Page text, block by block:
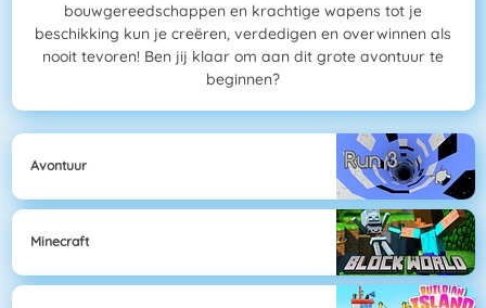
bouwgereedschappen en krachtige wapens tot je
beschikking kun je creëren, verdedigen en overwinnen als
nooit tevoren! Ben jij klaar om aan dit grote avontuur te
beginnen?
Avontuur
Minecraft